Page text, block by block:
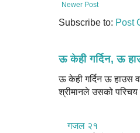
Newer Post
Subscribe to: Post
ऊ केही गर्दिन, ऊ
ऊ केही गर्दिन ऊ हाउस
श्रीमानले उसको
गजल २१